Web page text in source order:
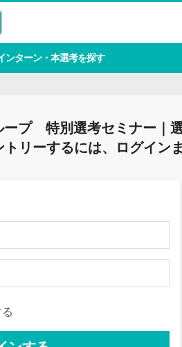
ンターン・本選考を探す
ープ 特別選考セミナー｜
トリーするには、ログイン